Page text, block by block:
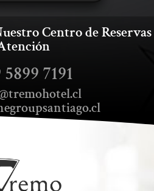
Centro de Reservas
5899 7191